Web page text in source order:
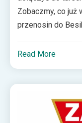
Zobaczmy, co już
przenosin do
Read More